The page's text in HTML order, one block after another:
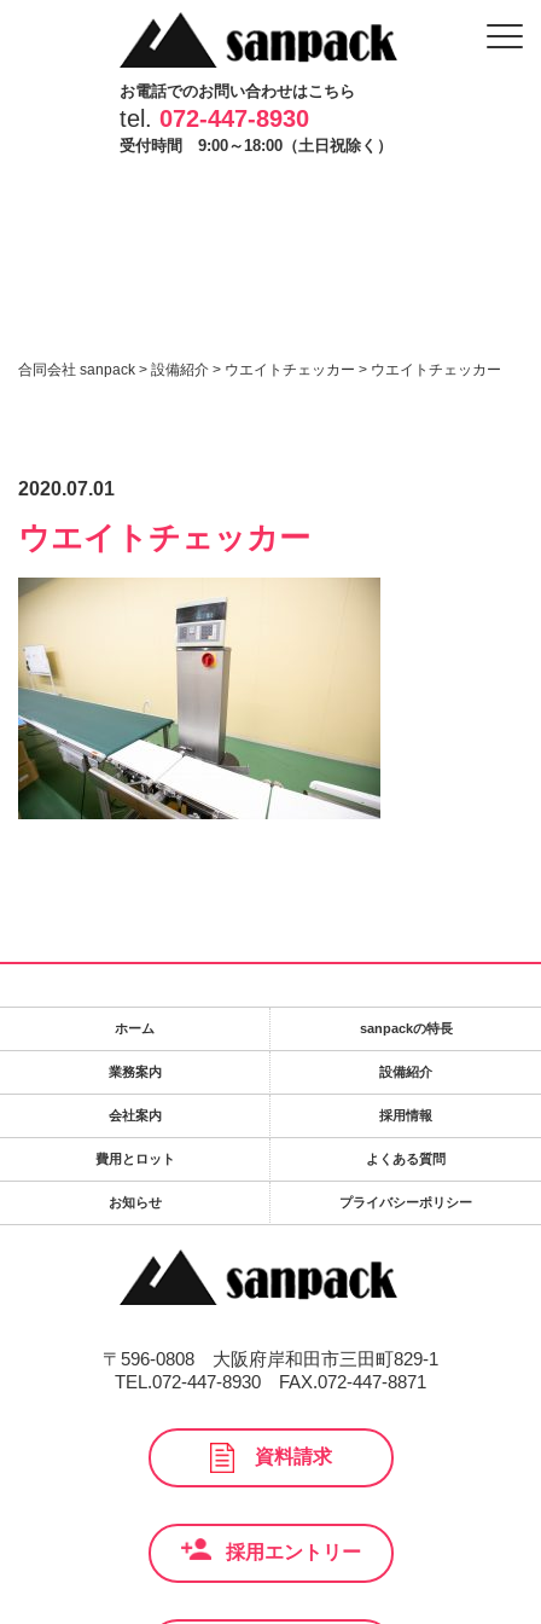
お電話でのお問い合わせはこちら
tel. 072-447-8930
受付時間 9:00～18:00（土日祝除く）
合同会社 sanpack > 設備紹介 > ウエイトチェッカー > ウエイトチェッカー
2020.07.01
ウエイトチェッカー
ホーム sanpackの特長
業務案内 設備紹介
会社案内 採用情報
費用とロット よくある質問
お知らせ プライバシーポリシー
〒596-0808 大阪府岸和田市三田町829-1
TEL.072-447-8930
FAX.072-447-8871
資料請求
採用エントリー